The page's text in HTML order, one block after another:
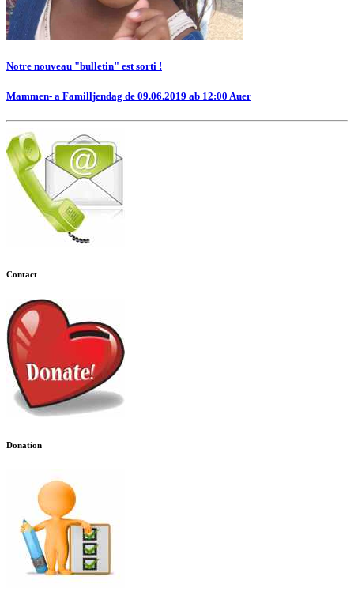
Notre nouveau "bulletin" est sorti !
Mammen- a Familljendag de 09.06.2019 ab 12:00 Auer
Contact
Donation